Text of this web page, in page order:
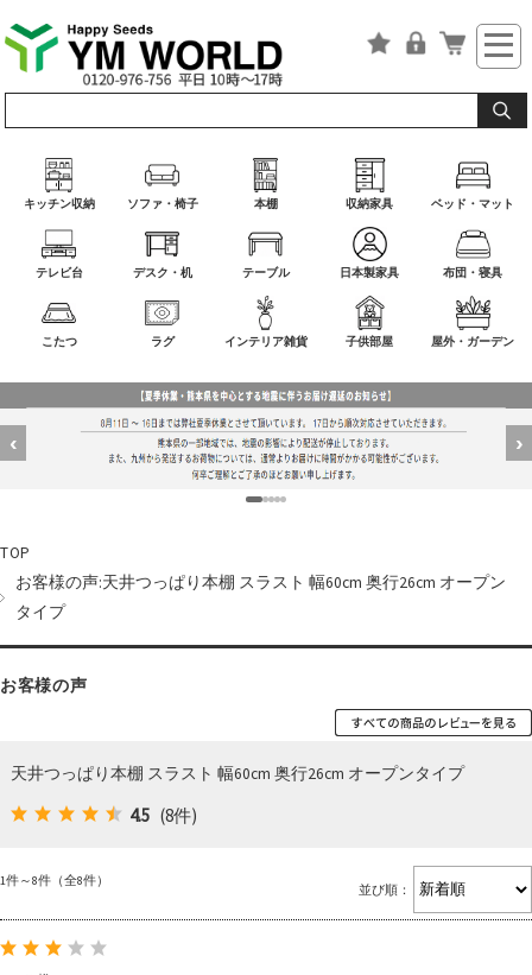
キッチン収納 ソファ・椅子 本棚 収納家具 ベッド・マット
テレビ台 デスク・机 テーブル 日本製家具 布団・寝具
こたつ ラグ インテリア雑貨 子供部屋 屋外・ガーデン
‹ ›
TOP
お客様の声:天井つっぱり本棚 スラスト 幅60cm 奥行26cm オープン
タイプ
お客様の声
天井つっぱり本棚 スラスト 幅60cm 奥行26cm オープンタイプ
4.5 (8件)
1件～8件（全8件）
並び順：